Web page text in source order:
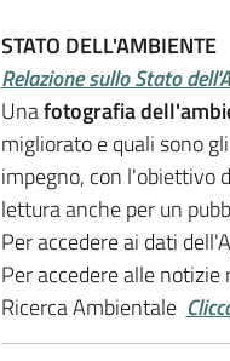
STATO DELL'AMBIENTE
Relazione sullo Stato
Unafotografia
migliorato e quali sono
impegno, con l'obiettivo
lettura anche per un
Per accedere ai dati
Per accedere alle
Ricerca Ambientale